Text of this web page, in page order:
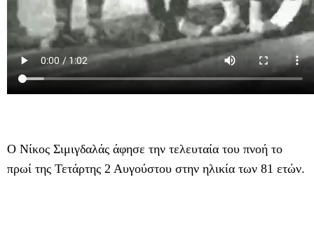
Ο Νίκος Σιμιγδαλάς άφησε την τελευταία του πνοή το
πρωί της Τετάρτης 2 Αυγούστου στην ηλικία των 81 ετών.